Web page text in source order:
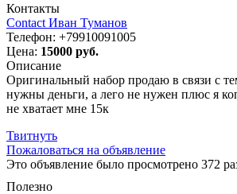
Контакты
Contact Иван Туманов
Телефон: +79910091005
Цена: 15000 руб.
Описание
Оригинальный набор продаю в связи с
нужны деньги, а лего не нужен плюс я
не хватает мне 15к
Твитнуть
Пожаловаться на объявление
Это объявление было просмотрено 372
Полезно